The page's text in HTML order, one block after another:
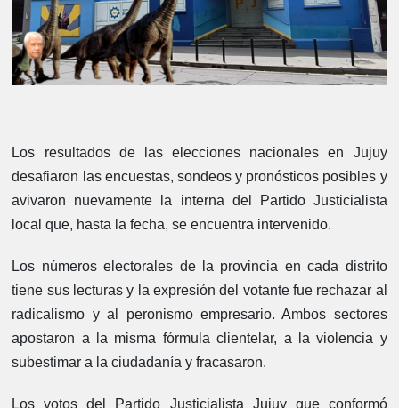
Los resultados de las elecciones nacionales en Jujuy
desafiaron las encuestas, sondeos y pronósticos posibles y
avivaron nuevamente la interna del Partido Justicialista
local que, hasta la fecha, se encuentra intervenido.
Los números electorales de la provincia en cada distrito
tiene sus lecturas y la expresión del votante fue rechazar al
radicalismo y al peronismo empresario. Ambos sectores
apostaron a la misma fórmula clientelar, a la violencia y
subestimar a la ciudadanía y fracasaron.
Los votos del Partido Justicialista Jujuy que conformó